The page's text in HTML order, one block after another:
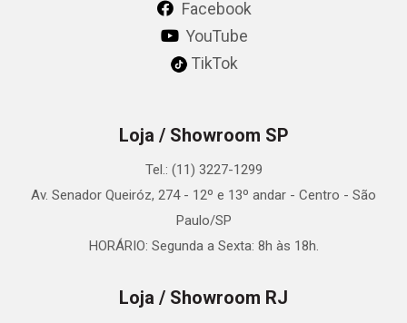
Facebook
YouTube
TikTok
Loja / Showroom SP
Tel.: (11) 3227-1299
Av. Senador Queiróz, 274 - 12º e 13º andar - Centro - São
Paulo/SP
HORÁRIO: Segunda a Sexta: 8h às 18h.
Loja / Showroom RJ